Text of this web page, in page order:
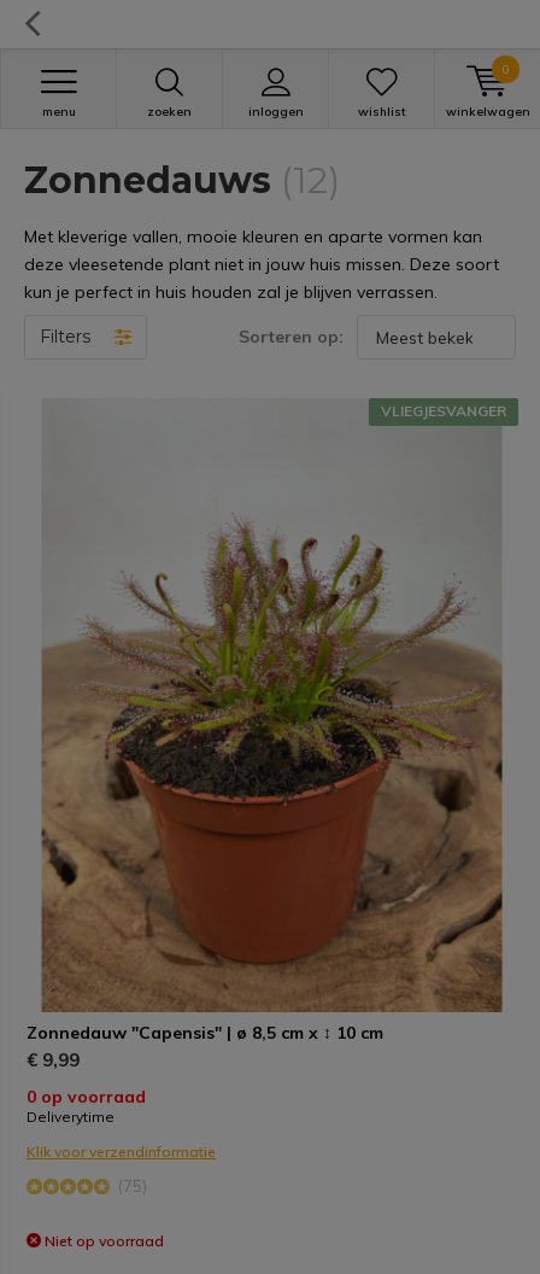
zoeken inloggen
menu wishlist winkelwagen
0
Zonnedauws (12)
Met kleverige vallen, mooie kleuren en aparte vormen kan
deze vleesetende plant niet in jouw huis missen. Deze soort
kun je perfect in huis houden zal je blijven verrassen.
Filters Sorteren op:
Zonnedauw "Capensis" | ø 8,5 cm x ↕ 10 cm
VLIEGJESVANGER
€ 9,99
0 op voorraad
Deliverytime
Klik voor verzendinformatie
(75)
Niet op voorraad